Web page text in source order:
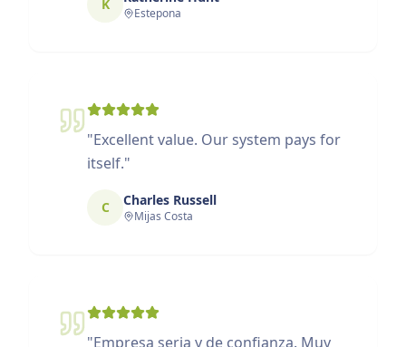
K
Estepona
"Excellent value. Our system pays for
itself."
C Charles Russell
Mijas Costa
"Empresa seria y de confianza. Muy